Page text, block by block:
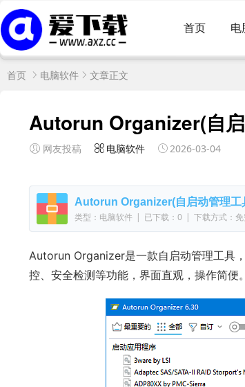
首页 电
首页 电脑软件 文章正文
Autorun Organizer(自
网友投稿 电脑软件 2026-03-04
Autorun Organizer(自启动管理工
类型：电脑软件 | 已下载：0 | 下载方式：
Autorun Organizer是一款自启动管理工具
控、安全检测等功能，界面直观，操作简便。